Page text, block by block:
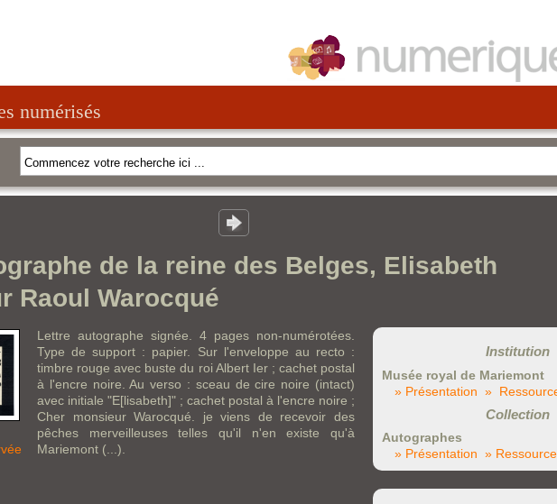
numérisés
de la reine des Belges, Elisabeth
Raoul Warocqué
Lettre autographe signée. 4 pages non-numérotées.
Type de support : papier. Sur l'enveloppe au recto :
timbre rouge avec buste du roi Albert Ier ; cachet postal
à l'encre noire. Au verso : sceau de cire noire (intact)
avec initiale "E[lisabeth]" ; cachet postal à l'encre noire ;
Cher monsieur Warocqué. je viens de recevoir des
pêches merveilleuses telles qu'il n'en existe qu'à
Mariemont (...).
Institution
Musée royal de Mariemont
» Présentation »
Collection
Autographes
» Présentation »